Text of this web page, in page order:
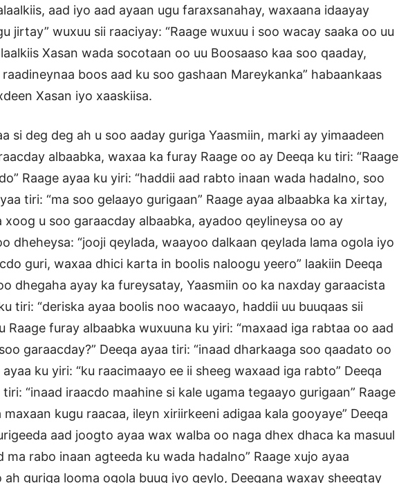
aad iyo aad ayaan ugu faraxsanahay, waxaana idaayay
jirtay” wuxuu sii raaciyay: “Raage wuxuu i soo wacay saaka oo uu
Xasan wada socotaan oo uu Boosaaso kaa soo qaaday,
boos aad ku soo gashaan Mareykanka” habaankaas
Xasan iyo xaaskiisa.
si deg deg ah u soo aaday guriga Yaasmiin, marki ay yimaadeen
albaabka, waxaa ka furay Raage oo ay Deeqa ku tiri: “Raage
Raage ayaa ku yiri: “haddii aad rabto inaan wada hadalno, soo
tiri: “ma soo gelaayo gurigaan” Raage ayaa albaabka ka xirtay,
xoog u soo garaacday albaabka, ayadoo qeylineysa oo ay
dheheysa: “jooji qeylada, waayoo dalkaan qeylada lama ogola iyo
guri, waxaa dhici karta in boolis naloogu yeero” laakiin Deeqa
dhegaha ayay ka fureysatay, Yaasmiin oo ka naxday garaacista
tiri: “deriska ayaa boolis noo wacaayo, haddii uu buuqaas sii
Raage furay albaabka wuxuuna ku yiri: “maxaad iga rabtaa oo aad
garaacday?” Deeqa ayaa tiri: “inaad dharkaaga soo qaadato oo
ayaa ku yiri: “ku raacimaayo ee ii sheeg waxaad iga rabto” Deeqa
“inaad iraacdo maahine si kale ugama tegaayo gurigaan” Raage
maxaan kugu raacaa, ileyn xiriirkeeni adigaa kala gooyaye” Deeqa
aad joogto ayaa wax walba oo naga dhex dhaca ka masuul
ma rabo inaan agteeda ku wada hadalno” Raage xujo ayaa
ah guriga looma ogola buuq iyo qeylo, Deeqana waxay sheegtay